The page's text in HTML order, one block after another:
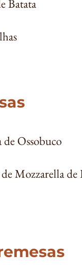
Batata
de Ossobuco
Mozzarella de